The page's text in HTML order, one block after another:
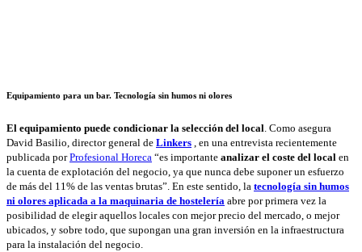
Equipamiento para un bar. Tecnología sin humos ni olores
El equipamiento puede condicionar la selección del local. Como asegura
David Basilio, director general de Linkers , en una entrevista recientemente
publicada porProfesional Horeca “es importante analizar el coste del local en
la cuenta de explotación del negocio, ya que nunca debe suponer un esfuerzo
de más del 11% de las ventas brutas”. En este sentido, la tecnología sin humos
ni olores aplicada a la maquinaria de hostelería abre por primera vez la
posibilidad de elegir aquellos locales con mejor precio del mercado, o mejor
ubicados, y sobre todo, que supongan una gran inversión en la infraestructura
para la instalación del negocio.